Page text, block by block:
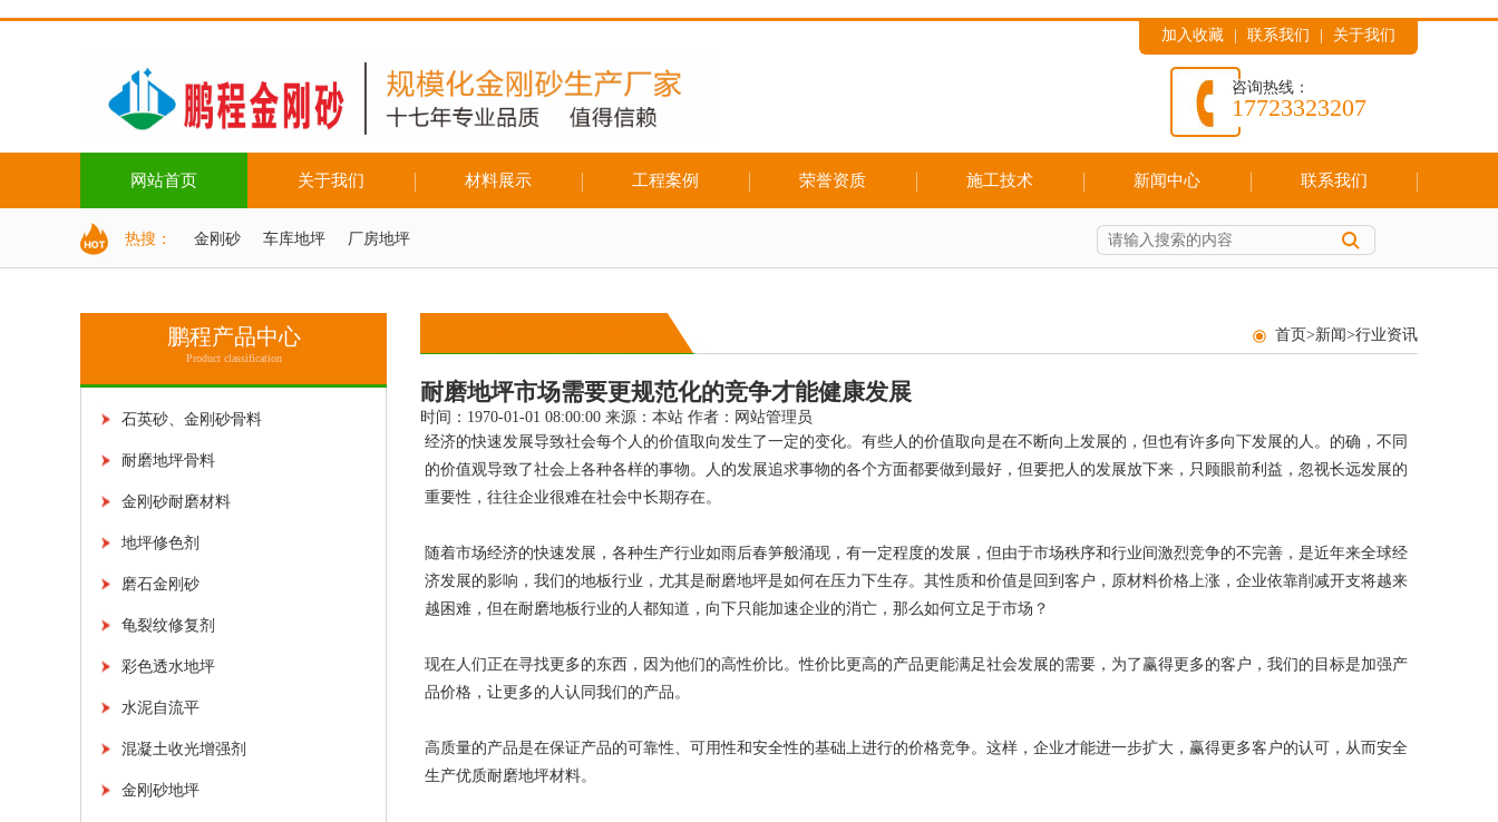
加入收藏 联系我们 关于我们
咨询热线：
17723323207
网站首页 关于我们 材料展示 工程案例 荣誉资质 施工技术 新闻中心 联系我们
配色系统 地坪色卡
热搜： 金刚砂 车库地坪 厂房地坪
鹏程产品中心
Product classification
石英砂、金刚砂骨料
耐磨地坪骨料
金刚砂耐磨材料
地坪修色剂
磨石金刚砂
龟裂纹修复剂
彩色透水地坪
水泥自流平
混凝土收光增强剂
金刚砂地坪
首页>新闻>行业资讯
耐磨地坪市场需要更规范化的竞争才能健康发展
时间：1970-01-01 08:00:00 来源：本站 作者：网站管理员
经济的快速发展导致社会每个人的价值取向发生了一定的变化。有些人的价值取向是在不断向上发展的，但也有许多向下发展的人。的确，不同
的价值观导致了社会上各种各样的事物。人的发展追求事物的各个方面都要做到最好，但要把人的发展放下来，只顾眼前利益，忽视长远发展的
重要性，往往企业很难在社会中长期存在。
随着市场经济的快速发展，各种生产行业如雨后春笋般涌现，有一定程度的发展，但由于市场秩序和行业间激烈竞争的不完善，是近年来全球经
济发展的影响，我们的地板行业，尤其是耐磨地坪是如何在压力下生存。其性质和价值是回到客户，原材料价格上涨，企业依靠削减开支将越来
越困难，但在耐磨地板行业的人都知道，向下只能加速企业的消亡，那么如何立足于市场？
现在人们正在寻找更多的东西，因为他们的高性价比。性价比更高的产品更能满足社会发展的需要，为了赢得更多的客户，我们的目标是加强产
品价格，让更多的人认同我们的产品。
高质量的产品是在保证产品的可靠性、可用性和安全性的基础上进行的价格竞争。这样，企业才能进一步扩大，赢得更多客户的认可，从而安全
生产优质耐磨地坪材料。